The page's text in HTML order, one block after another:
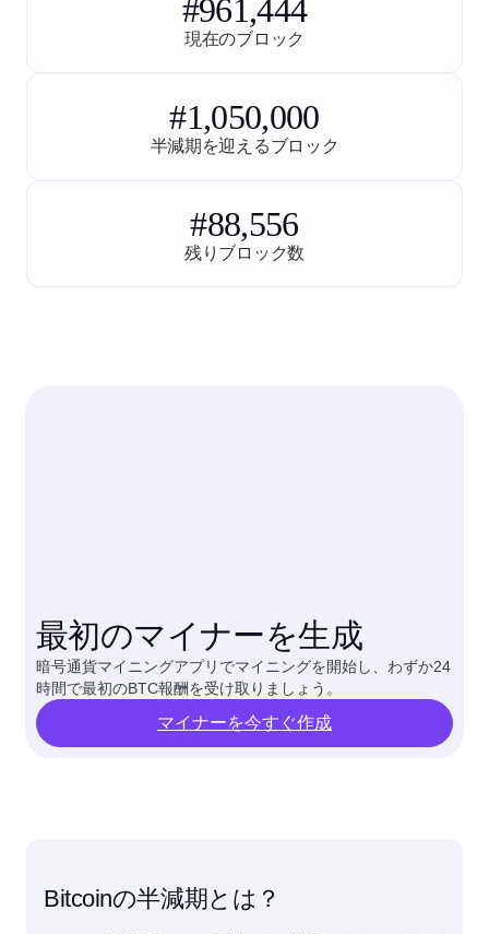
#961,444
現在のブロック
#1,050,000
半減期を迎えるブロック
#88,556
残りブロック数
最初のマイナーを生成
暗号通貨マイニングアプリでマイニングを開始し、わずか24
時間で最初のBTC報酬を受け取りましょう。
マイナーを今すぐ作成
Bitcoinの半減期とは？